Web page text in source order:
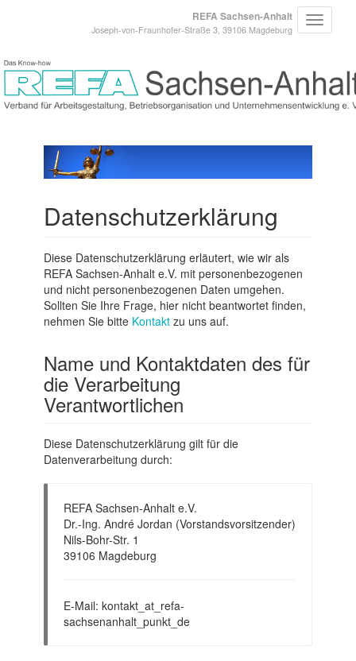
REFA Sachsen-Anhalt
Joseph-von-Fraunhofer-Straße 3, 39106 Magdeburg
Datenschutzerklärung
Diese Datenschutzerklärung erläutert, wie wir als
REFA Sachsen-Anhalt e.V. mit personenbezogenen
und nicht personenbezogenen Daten umgehen.
Sollten Sie Ihre Frage, hier nicht beantwortet finden,
nehmen Sie bitte Kontakt zu uns auf.
Name und Kontaktdaten des für
die Verarbeitung
Verantwortlichen
Diese Datenschutzerklärung gilt für die
Datenverarbeitung durch:
REFA Sachsen-Anhalt e.V.
Dr.-Ing. André Jordan (Vorstandsvorsitzender)
Nils-Bohr-Str. 1
39106 Magdeburg
E-Mail: kontakt_at_refa-
sachsenanhalt_punkt_de